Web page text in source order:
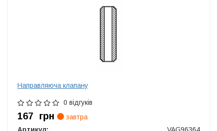
Направляюча клапану
0 відгуків
167 грн
завтра